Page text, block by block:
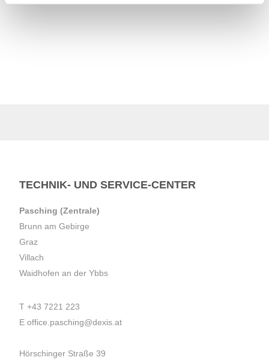
TECHNIK- UND SERVICE-CENTER
Pasching (Zentrale)
Brunn am Gebirge
Graz
Villach
Waidhofen an der Ybbs
T +43 7221 223
E office.pasching@dexis.at
Hörschinger Straße 39